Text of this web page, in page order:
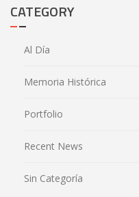
CATEGORY
Al Día
Memoria Histórica
Portfolio
Recent News
Sin Categoría